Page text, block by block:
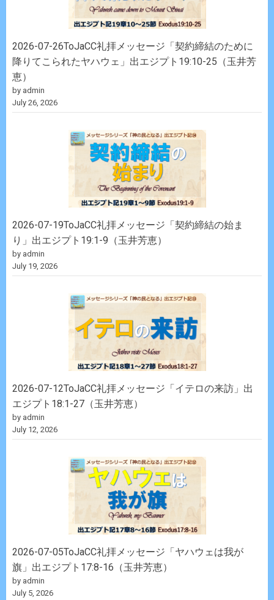
2026-07-26ToJaCC礼拝メッセージ「契約締結のために
降りてこられたヤハウェ」出エジプト19:10-25（玉井芳
恵）
by admin
July 26, 2026
2026-07-19ToJaCC礼拝メッセージ「契約締結の始ま
り」出エジプト19:1-9（玉井芳恵）
by admin
July 19, 2026
2026-07-12ToJaCC礼拝メッセージ「イテロの来訪」出
エジプト18:1-27（玉井芳恵）
by admin
July 12, 2026
2026-07-05ToJaCC礼拝メッセージ「ヤハウェは我が
旗」出エジプト17:8-16（玉井芳恵）
by admin
July 5, 2026